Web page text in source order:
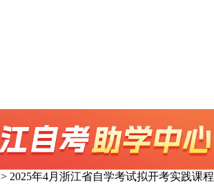
> 2025年4月浙江省自学考试拟开考实践课程